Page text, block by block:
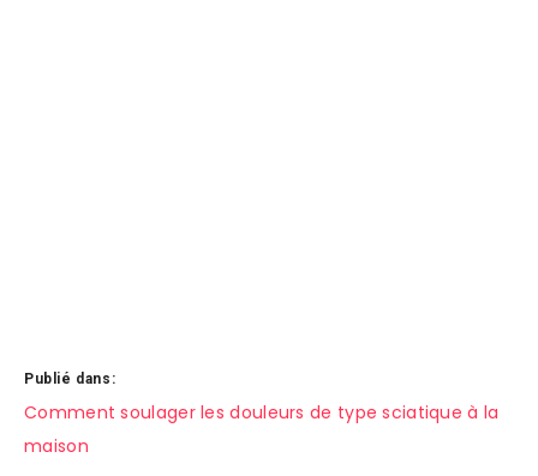
Publié dans:
Navigation
de
Comment soulager les douleurs de type sciatique à la
maison